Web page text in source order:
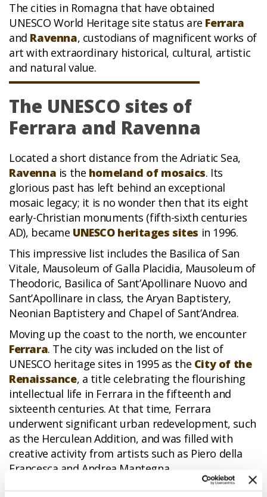
The cities in Romagna that have obtained
UNESCO World Heritage site status are Ferrara
and Ravenna, custodians of magnificent works of
art with extraordinary historical, cultural, artistic
and natural value.
The UNESCO sites of
Ferrara and Ravenna
Located a short distance from the Adriatic Sea,
Ravenna is the homeland of mosaics. Its
glorious past has left behind an exceptional
mosaic legacy; it is no wonder then that its eight
early-Christian monuments (fifth-sixth centuries
AD), became UNESCO heritages sites in 1996.
This impressive list includes the Basilica of San
Vitale, Mausoleum of Galla Placidia, Mausoleum of
Theodoric, Basilica of Sant’Apollinare Nuovo and
Sant’Apollinare in class, the Aryan Baptistery,
Neonian Baptistery and Chapel of Sant’Andrea.
Moving up the coast to the north, we encounter
Ferrara. The city was included on the list of
UNESCO heritage sites in 1995 as the City of the
Renaissance, a title celebrating the flourishing
intellectual life in Ferrara in the fifteenth and
sixteenth centuries. At that time, Ferrara
underwent significant urban redevelopment, such
as the Herculean Addition, and was filled with
creative activity from artists such as Piero della
Francesca and Andrea Mantegna.
In the area around Ferrara, there are two other